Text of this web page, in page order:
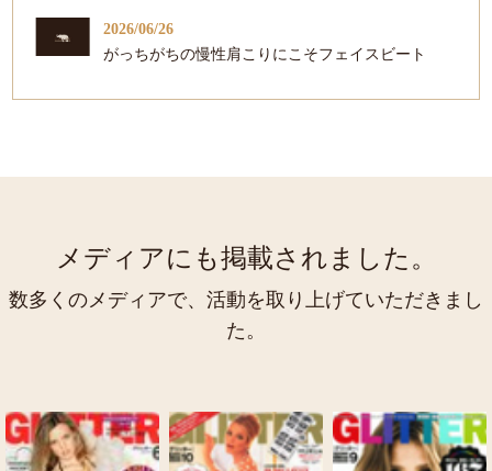
2026/06/26
がっちがちの慢性肩こりにこそフェイスビート
メディアにも掲載されました。
数多くのメディアで、活動を取り上げていただきまし
た。